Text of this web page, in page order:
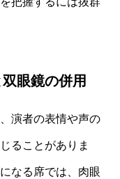
眼鏡の併用
演者の表情や声の
ることがありま
なる席では、肉眼